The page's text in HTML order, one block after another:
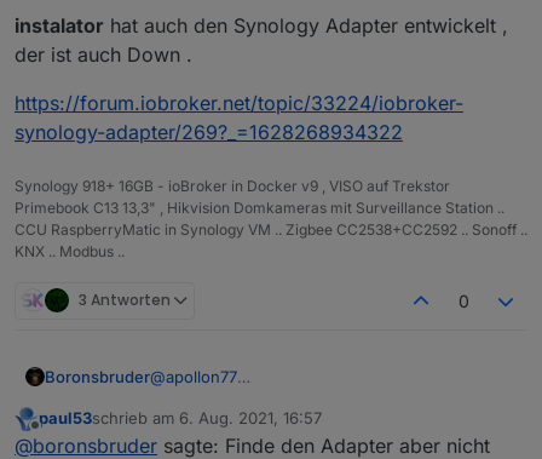
kommt nur ein 404 - not found :-(
Vielleicht gibt es den Adapter nicht mehr
instalator hat auch den Synology Adapter entwickelt ,
der ist auch Down .
https://forum.iobroker.net/topic/33224/iobroker-
synology-adapter/269?_=1628268934322
Synology 918+ 16GB - ioBroker in Docker v9 , VISO auf Trekstor
Primebook C13 13,3" , Hikvision Domkameras mit Surveillance Station ..
CCU RaspberryMatic in Synology VM .. Zigbee CC2538+CC2592 .. Sonoff ..
KNX .. Modbus ..
3 Antworten 0
Boronsbruder@apollon77
Offline
paul53schrieb am 6. Aug. 2021, 16:57
zuletzt editiert von
@boronsbruder sagte: Finde den Adapter aber nicht